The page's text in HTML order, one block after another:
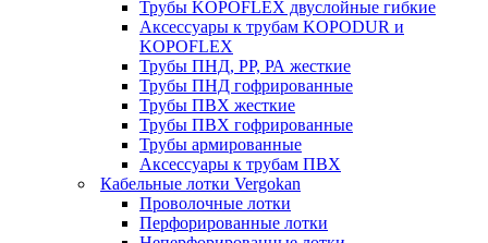
Трубы KOPOFLEX двуслойные гибкие
Аксессуары к трубам KOPODUR и
KOPOFLEX
Трубы ПНД, РР, РА жесткие
Трубы ПНД гофрированные
Трубы ПВХ жесткие
Трубы ПВХ гофрированные
Трубы армированные
Аксессуары к трубам ПВХ
Кабельные лотки Vergokan
Проволочные лотки
Перфорированные лотки